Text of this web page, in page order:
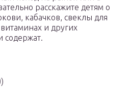
расскажите детям о
кабачков, свеклы для
и других
содержат.